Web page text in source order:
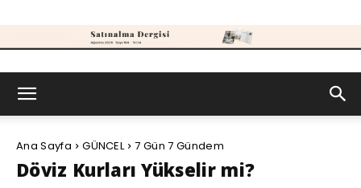
Ana Sayfa GÜNCEL 7 Gün 7 Gündem
Döviz Kurları Yükselir mi?